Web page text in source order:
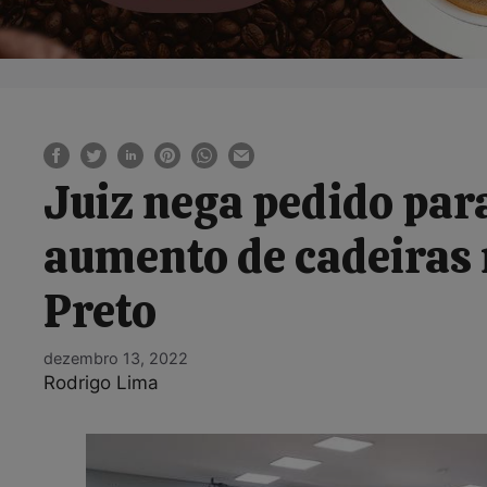
Juiz nega pedido
aumento de cadeiras
Preto
dezembro 13, 2022
Rodrigo Lima